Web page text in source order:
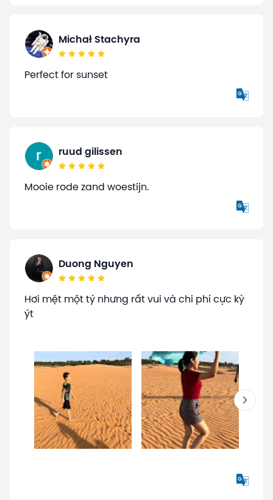
Michał Stachyra
Perfect for sunset
ruud gilissen
Mooie rode zand woestijn.
Duong Nguyen
Hơi mệt một tý nhưng rất vui và chi phí cực kỳ
ýt